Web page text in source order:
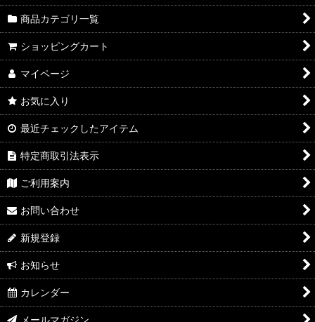
商品カテゴリ一覧
ショッピングカート
マイページ
お気に入り
最近チェックしたアイテム
特定商取引法表示
ご利用案内
お問い合わせ
新規登録
お知らせ
カレンダー
メールマガジン